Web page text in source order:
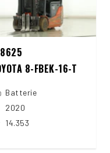
8-FBEK-16-T
Batterie
2020
14.353